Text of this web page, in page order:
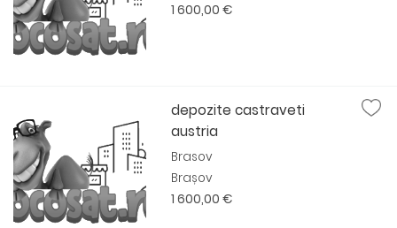
1 600,00 €
depozite castraveti
austria
Brasov
Brașov
1 600,00 €